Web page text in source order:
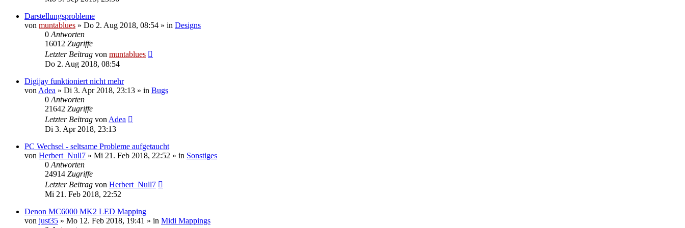
Darstellungsprobleme
von muntablues » Do 2. Aug 2018, 08:54 » in Designs
0 Antworten
16012 Zugriffe
Letzter Beitrag von muntablues
Do 2. Aug 2018, 08:54
Digijay funktioniert nicht mehr
von Adea » Di 3. Apr 2018, 23:13 » in Bugs
0 Antworten
21642 Zugriffe
Letzter Beitrag von Adea
Di 3. Apr 2018, 23:13
PC Wechsel - seltsame Probleme aufgetaucht
von Herbert_Null7 » Mi 21. Feb 2018, 22:52 » in Sonstiges
0 Antworten
24914 Zugriffe
Letzter Beitrag von Herbert_Null7
Mi 21. Feb 2018, 22:52
Denon MC6000 MK2 LED Mapping
von just35 » Mo 12. Feb 2018, 19:41 » in Midi Mappings